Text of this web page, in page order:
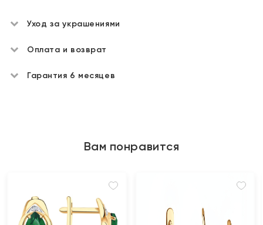
Уход за украшениями
Оплата и возврат
Гарантия 6 месяцев
Вам понравится